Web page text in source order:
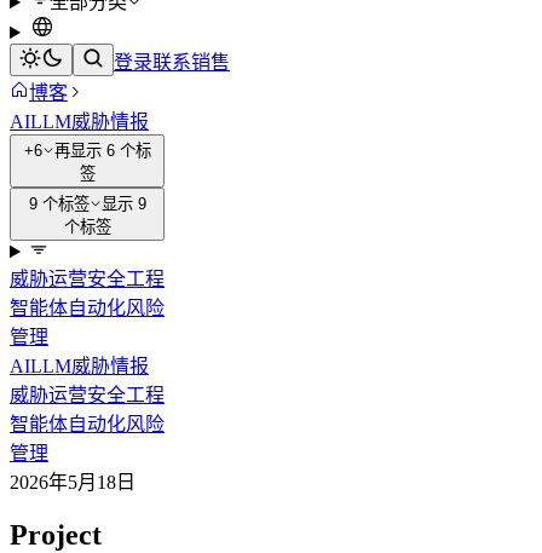
登录联系销售
博客
AILLM威胁情报
+6
再显示 6 个标
签
9 个标签
显示 9
个标签
威胁运营安全工程
智能体自动化风险
管理
AILLM威胁情报
威胁运营安全工程
智能体自动化风险
管理
2026年5月18日
Project